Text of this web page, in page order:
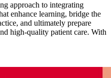
approach to integrating
enhance learning, bridge the
and ultimately prepare
high-quality patient care. With